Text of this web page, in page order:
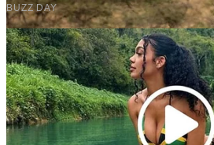
Pinjaman Online Limit Besar dengan
4 weeks ago